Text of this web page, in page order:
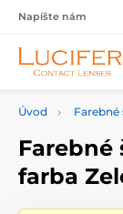
Napíšte nám
Úvod Farebné
Farebné
farba